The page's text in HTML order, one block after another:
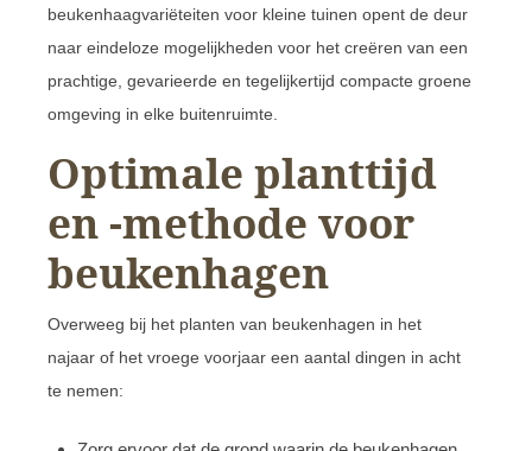
beukenhaagvariëteiten voor kleine tuinen opent de deur
naar eindeloze mogelijkheden voor het creëren van een
prachtige, gevarieerde en tegelijkertijd compacte groene
omgeving in elke buitenruimte.
Optimale planttijd
en -methode voor
beukenhagen
Overweeg bij het planten van beukenhagen in het
najaar of het vroege voorjaar een aantal dingen in acht
te nemen: